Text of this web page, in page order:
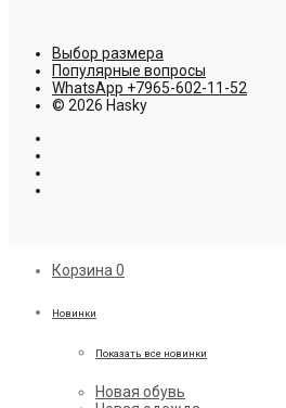
Выбор размера
Популярные вопросы
WhatsApp +7965-602-11-52
© 2026 Hasky
Корзина 0
Новинки
Показать все новинки
Новая обувь